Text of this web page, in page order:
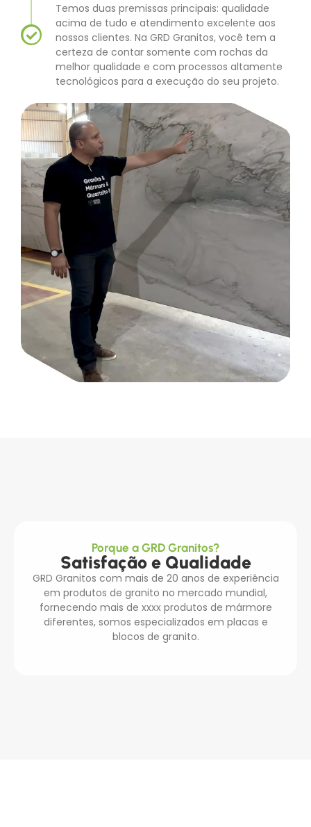
Temos duas premissas principais: qualidade
acima de tudo e atendimento excelente aos
nossos clientes. Na GRD Granitos, você tem a
certeza de contar somente com rochas da
melhor qualidade e com processos altamente
tecnológicos para a execução do seu projeto.
Porque a GRD Granitos?
Satisfação e Qualidade
GRD Granitos com mais de 20 anos de experiência
em produtos de granito no mercado mundial,
fornecendo mais de xxxx produtos de mármore
diferentes, somos especializados em placas e
blocos de granito.